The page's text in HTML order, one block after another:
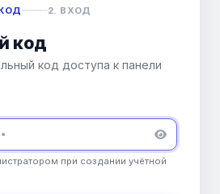
2. ВХОД
код
код доступа к панели
при создании учётной